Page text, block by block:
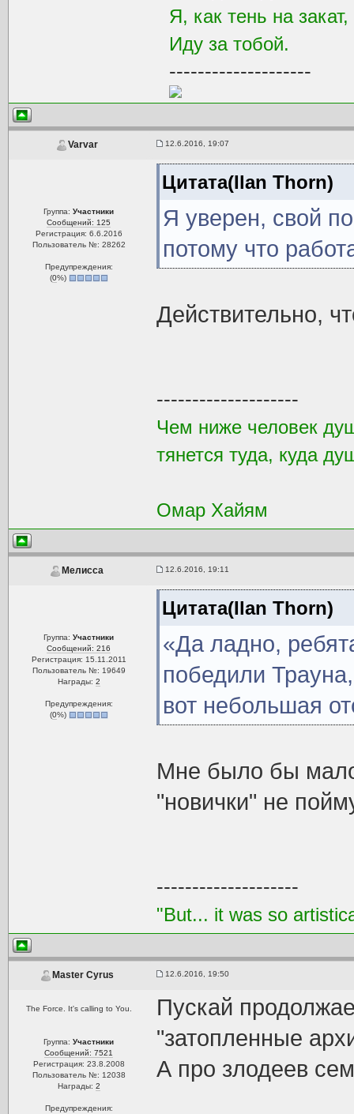
Я, как тень на закат,
Иду за тобой.
--------------------
Varvar 12.6.2016, 19:07
Группа:Участники
Сообщений: 125
Регистрация: 6.6.2016
Пользователь №: 28262
Предупреждения:
(0%)
Цитата(Ilan Thorn)
Я уверен, свой
потому что
Действительно,
--------------------
Чем ниже человек
тянется туда, куда
Омар Хайям
Мелисса 12.6.2016, 19:11
Группа:Участники
Сообщений: 216
Регистрация: 15.11.2011
Пользователь №: 19649
Награды: 2
Предупреждения:
(0%)
Цитата(Ilan Thorn)
«Да ладно,
победили
вот небольшая
Мне было бы
"новички" не
--------------------
"But... it was so
Master Cyrus 12.6.2016, 19:50
The Force. It's calling to You.
Группа:Участники
Сообщений: 7521
Регистрация: 23.8.2008
Пользователь №: 12038
Награды: 2
Предупреждения:
Пускай
"затопленные
А про злодеев